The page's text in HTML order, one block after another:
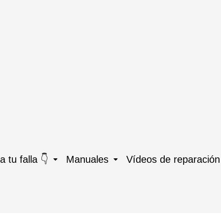
tu falla 👇 Manuales Vídeos de reparación